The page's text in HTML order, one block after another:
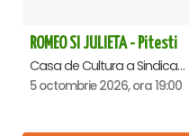
ROMEO SI JULIETA - Pitesti
Casa de Cultura a Sindicatelor , Pitesti
5 octombrie 2026, ora 19:00